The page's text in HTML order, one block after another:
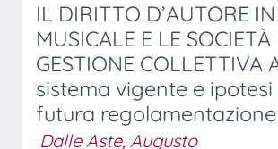
IL DIRITTO D’AUTORE
MUSICALE E LE SOCIETÀ
GESTIONE COLLETTIVA
sistema vigente e ipotesi
futura
Dalle Aste, Augusto